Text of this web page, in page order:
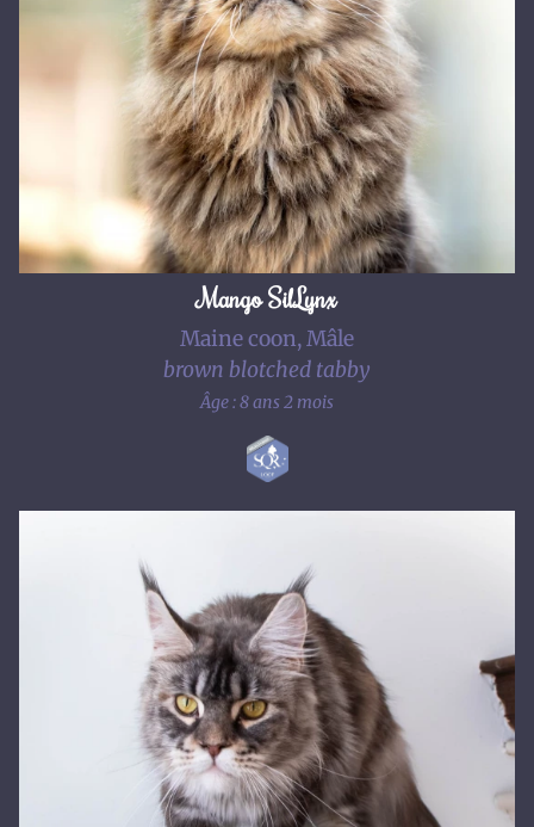
Mango SilLynx
Maine coon, Mâle
brown blotched tabby
Âge : 8 ans 2 mois